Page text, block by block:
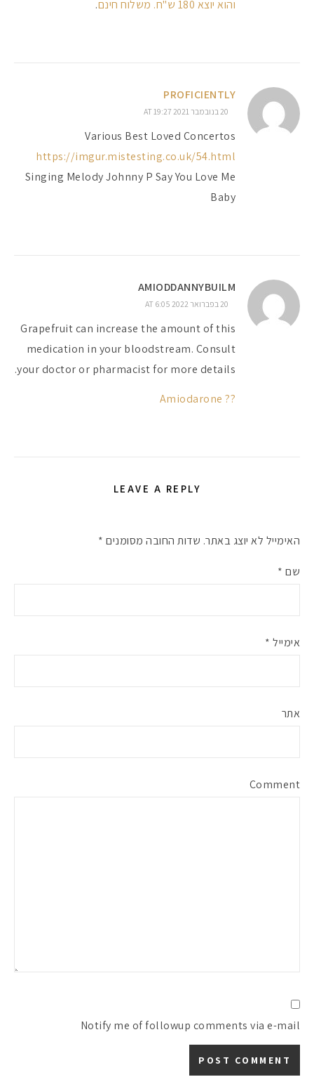
והוא יוצא 180 ש"ח. משלוח חינם
.
PROFICIENTLY
20 בנובמבר 2021 AT 19:27
Various Best Loved Concertos
https://imgur.mistesting.co.uk/54.html
Singing Melody Johnny P Say You Love Me
Baby
AMIODDANNYBUILM
20 בפברואר 2022 AT 6:05
Grapefruit can increase the amount of this
medication in your bloodstream. Consult
your doctor or pharmacist for more details.
?? Amiodarone
LEAVE A REPLY
האימייל לא יוצג באתר. שדות החובה מסומנים *
שם *
אימייל *
אתר
Comment
Notify me of followup comments via e-mail